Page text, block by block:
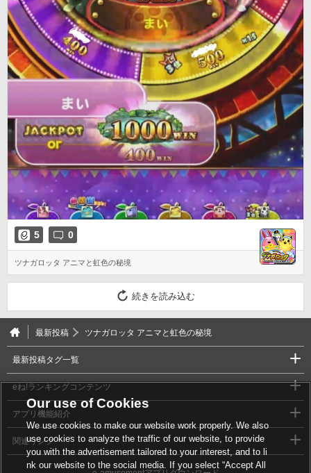
5 0
ツナガロッタ アニマと虹色の秘境
続きを読み込む
最新投稿 ツナガロッタ アニマと虹色の秘境
最新投稿タグ一覧
eね!ランキングコンテンツ
アプリ機能紹介
関連リンク
Our use of Cookies
We use cookies to make our website work properly. We also
use cookies to analyze the traffic of our website, to provide
you with the advertisement tailored to your interest, and to li
nk our website to the social media. If you select “Accept All